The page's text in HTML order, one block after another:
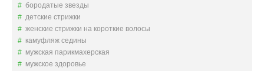
бородатые звезды
детские стрижки
женские стрижки на короткие волосы
камуфляж седины
мужская парикмахерская
мужское здоровье